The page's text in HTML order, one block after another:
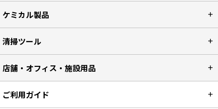
ケミカル製品
清掃ツール
店舗・オフィス・施設用品
ご利用ガイド